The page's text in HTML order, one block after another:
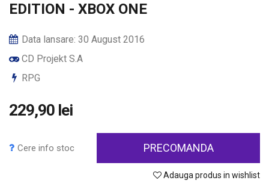
EDITION - XBOX ONE
Data lansare: 30 August 2016
CD Projekt S.A
RPG
229,90 lei
Cere info stoc PRECOMANDA
Adauga produs in wishlist